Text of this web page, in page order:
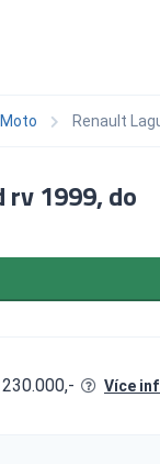
Renault
rv 1999, do
Více